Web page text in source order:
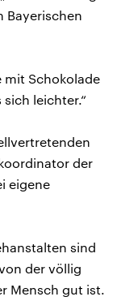
Bayerischen
mit Schokolade
leichter.“
der
eigene
sind
der völlig
Mensch gut ist.